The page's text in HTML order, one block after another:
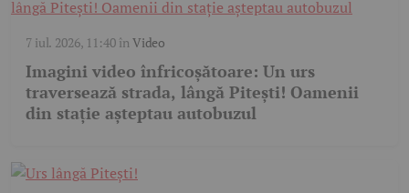
7 iul. 2026, 11:40înVideo
Imagini video înfricoșătoare: Un urs
traversează strada, lângă Pitești! Oamenii
din stație așteptau autobuzul